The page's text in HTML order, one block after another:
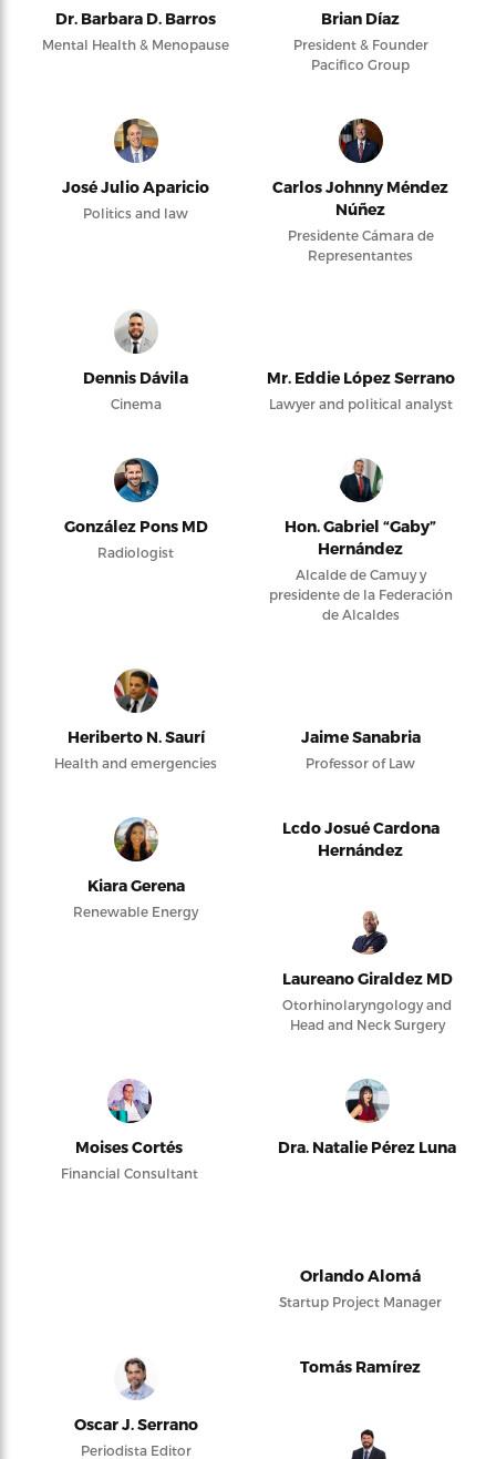
Dr. Barbara D. Barros
Mental Health & Menopause
Brian Díaz
President & Founder
Pacifico Group
José Julio Aparicio
Politics and law
Carlos Johnny Méndez
Núñez
Presidente Cámara de
Representantes
Dennis Dávila
Cinema
Mr. Eddie López Serrano
Lawyer and political analyst
González Pons MD
Radiologist
Hon. Gabriel “Gaby”
Hernández
Alcalde de Camuy y
presidente de la Federación
de Alcaldes
Heriberto N. Saurí
Health and emergencies
Jaime Sanabria
Professor of Law
Kiara Gerena
Renewable Energy
Lcdo Josué Cardona
Hernández
Laureano Giraldez MD
Otorhinolaryngology and
Head and Neck Surgery
Moises Cortés
Financial Consultant
Dra. Natalie Pérez Luna
Orlando Alomá
Startup Project Manager
Oscar J. Serrano
Periodista Editor
Tomás Ramírez